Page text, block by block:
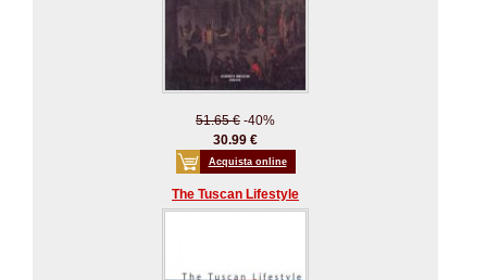
51.65 € -40%
30.99 €
Acquista online
The Tuscan Lifestyle